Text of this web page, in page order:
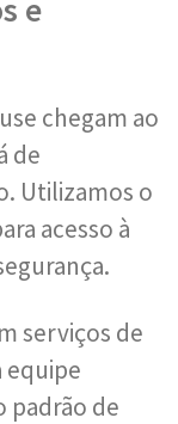
e
chegam ao
de
Utilizamos o
acesso à
serviços de
equipe
padrão de